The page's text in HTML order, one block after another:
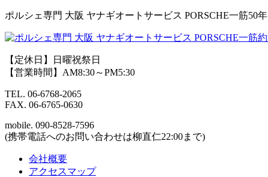
Skip
content
ポルシェ専門 大阪 ヤナギオートサービス PORSCHE一筋50年
【定休日】日曜祝祭日
【営業時間】AM8:30～PM5:30
TEL. 06-6768-2065
FAX. 06-6765-0630
mobile. 090-8528-7596
(携帯電話へのお問い合わせは柳直仁22:00まで)
会社概要
アクセスマップ